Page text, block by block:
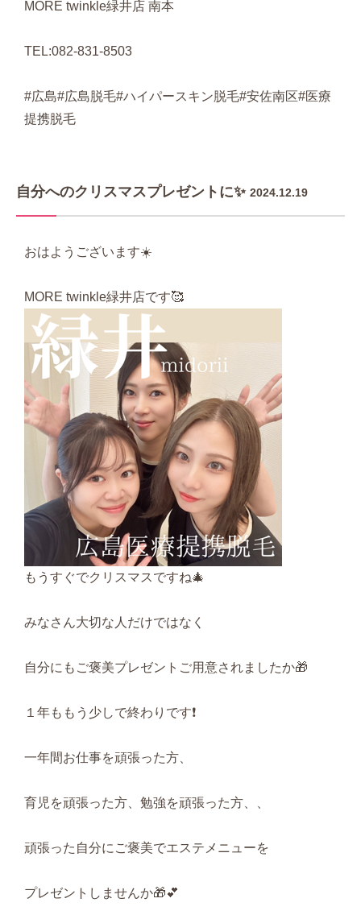
MORE twinkle緑井店 南本
TEL:082-831-8503
#広島#広島脱毛#ハイパースキン脱毛#安佐南区#医療
提携脱毛
自分へのクリスマスプレゼントに✨ 2024.12.19
おはようございます☀️
MORE twinkle緑井店です🥰
もうすぐでクリスマスですね🎄
みなさん大切な人だけではなく
自分にもご褒美プレゼントご用意されましたか🎁
１年ももう少しで終わりです❗
一年間お仕事を頑張った方、
育児を頑張った方、勉強を頑張った方、、
頑張った自分にご褒美でエステメニューを
プレゼントしませんか🎁💕